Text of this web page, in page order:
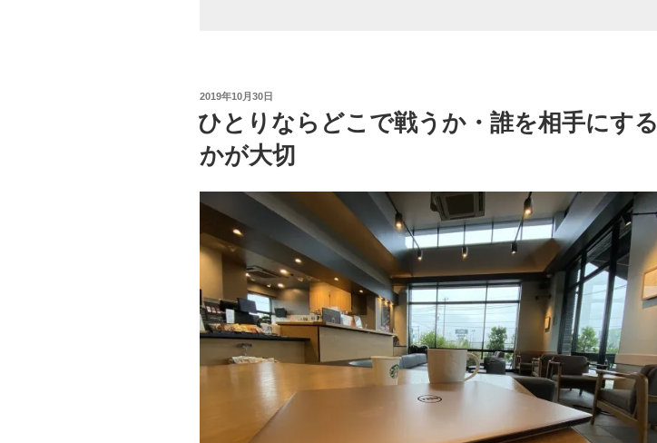
バ
カ
に
な
な
い”
の
投
日:
2019年10月30日
ひとりならどこで戦うか・誰を相手にする
かが大切